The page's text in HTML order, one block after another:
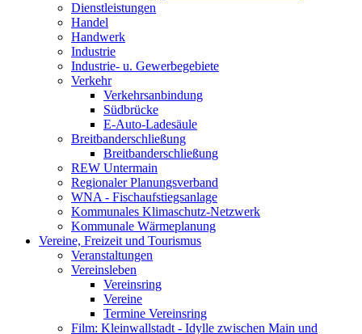
Dienstleistungen
Handel
Handwerk
Industrie
Industrie- u. Gewerbegebiete
Verkehr
Verkehrsanbindung
Südbrücke
E-Auto-Ladesäule
Breitbanderschließung
Breitbanderschließung
REW Untermain
Regionaler Planungsverband
WNA - Fischaufstiegsanlage
Kommunales Klimaschutz-Netzwerk
Kommunale Wärmeplanung
Vereine, Freizeit und Tourismus
Veranstaltungen
Vereinsleben
Vereinsring
Vereine
Termine Vereinsring
Film: Kleinwallstadt - Idylle zwischen Main und